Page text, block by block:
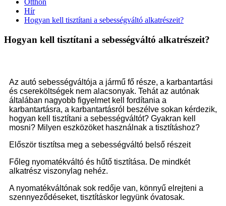
Otthon
Hír
Hogyan kell tisztítani a sebességváltó alkatrészeit?
Hogyan kell tisztítani a sebességváltó alkatrészeit?
Az autó sebességváltója a jármű fő része, a karbantartási
és csereköltségek nem alacsonyak. Tehát az autónak
általában nagyobb figyelmet kell fordítania a
karbantartásra, a karbantartásról beszélve sokan kérdezik,
hogyan kell tisztítani a sebességváltót? Gyakran kell
mosni? Milyen eszközöket használnak a tisztításhoz?
Először tisztítsa meg a sebességváltó belső részeit
Főleg nyomatékváltó és hűtő tisztítása. De mindkét
alkatrész viszonylag nehéz.
A nyomatékváltónak sok redője van, könnyű elrejteni a
szennyeződéseket, tisztításkor legyünk óvatosak.